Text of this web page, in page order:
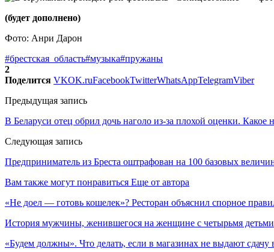
(будет дополнено)
Фото: Анри Дарон
#брестская_область#музыка#пружаны
2
Поделится VKOK.ruFacebookTwitterWhatsAppTelegramViber
Предыдущая запись
В Беларуси отец обрил дочь наголо из-за плохой оценки. Какое
Следующая запись
Предприниматель из Бреста оштрафован на 100 базовых
Вам также могут понравиться Еще от автора
«Не доел — готовь кошелек»? Ресторан объяснил спорное
История мужчины, женившегося на женщине с четырьмя детьми
«Будем должны». Что делать, если в магазинах не выдают сдачу